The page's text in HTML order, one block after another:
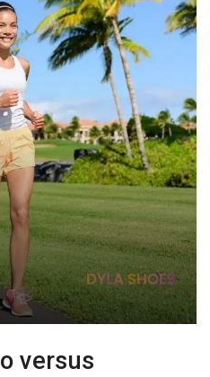
versus